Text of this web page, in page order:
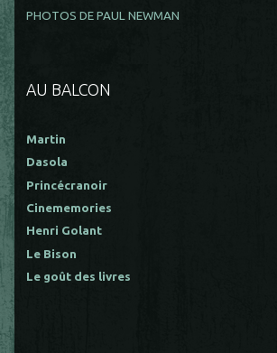
PHOTOS DE PAUL NEWMAN
AU BALCON
Martin
Dasola
Princécranoir
Cinememories
Henri Golant
Le Bison
Le goût des livres